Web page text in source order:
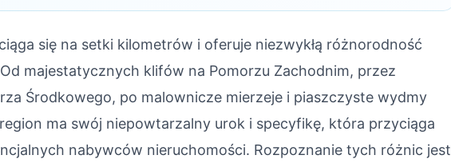
się na setki kilometrów i oferuje niezwykłą różnorodność
majestatycznych klifów na Pomorzu Zachodnim, przez
Środkowego, po malownicze mierzeje i piaszczyste wydmy
ma swój niepowtarzalny urok i specyfikę, która przyciąga
nabywców nieruchomości. Rozpoznanie tych różnic jest